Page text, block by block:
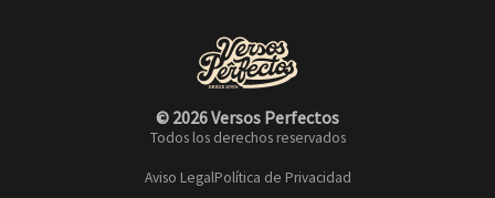
En pantalones de verano, vacaciones de trabajo
© 2026 Versos Perfectos
Todos los derechos reservados
Aviso LegalPolítica de Privacidad